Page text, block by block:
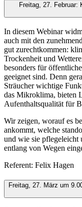
Freitag, 27. Februar: Klimafitte Bäume und Sträucher – Jetzt die
In diesem Webinar
auch mit den
gut zurechtkommen:
Trockenheit und
besonders für
geeignet sind. Denn
Sträucher wichtige
das Mikroklima, bieten
Aufenthaltsqualität für
Wir zeigen, worauf es
ankommt, welche
und wie sie pflegeleicht
entlang von Wegen
Referent: Felix Hagen
Freitag, 27. März um